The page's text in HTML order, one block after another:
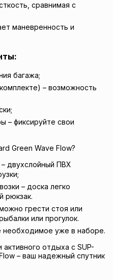
сравнимая с
маневренность и
багажа;
– возможность
– фиксируйте свои
Green Wave Flow?
двухслойный ПВХ
– доска легко
рюкзак.
грести стоя или
или прогулок.
необходимое уже в наборе.
отдыха с SUP-
– ваш надежный спутник